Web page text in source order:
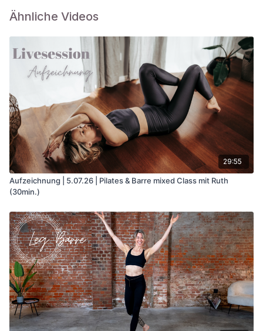
Ähnliche Videos
29:55
Aufzeichnung | 5.07.26 | Pilates & Barre mixed Class mit Ruth
(30min.)